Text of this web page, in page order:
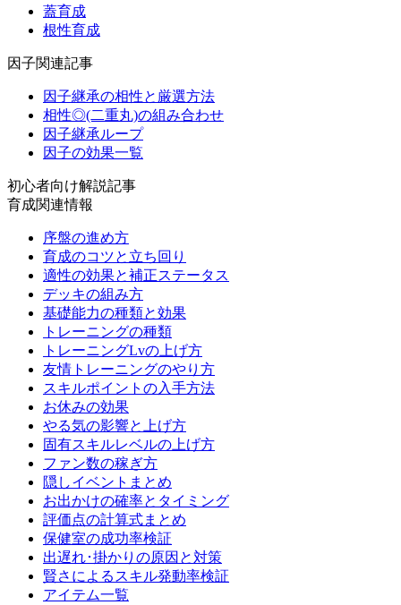
蓋育成
根性育成
因子関連記事
因子継承の相性と厳選方法
相性◎(二重丸)の組み合わせ
因子継承ループ
因子の効果一覧
初心者向け解説記事
育成関連情報
序盤の進め方
育成のコツと立ち回り
適性の効果と補正ステータス
デッキの組み方
基礎能力の種類と効果
トレーニングの種類
トレーニングLvの上げ方
友情トレーニングのやり方
スキルポイントの入手方法
お休みの効果
やる気の影響と上げ方
固有スキルレベルの上げ方
ファン数の稼ぎ方
隠しイベントまとめ
お出かけの確率とタイミング
評価点の計算式まとめ
保健室の成功率検証
出遅れ･掛かりの原因と対策
賢さによるスキル発動率検証
アイテム一覧